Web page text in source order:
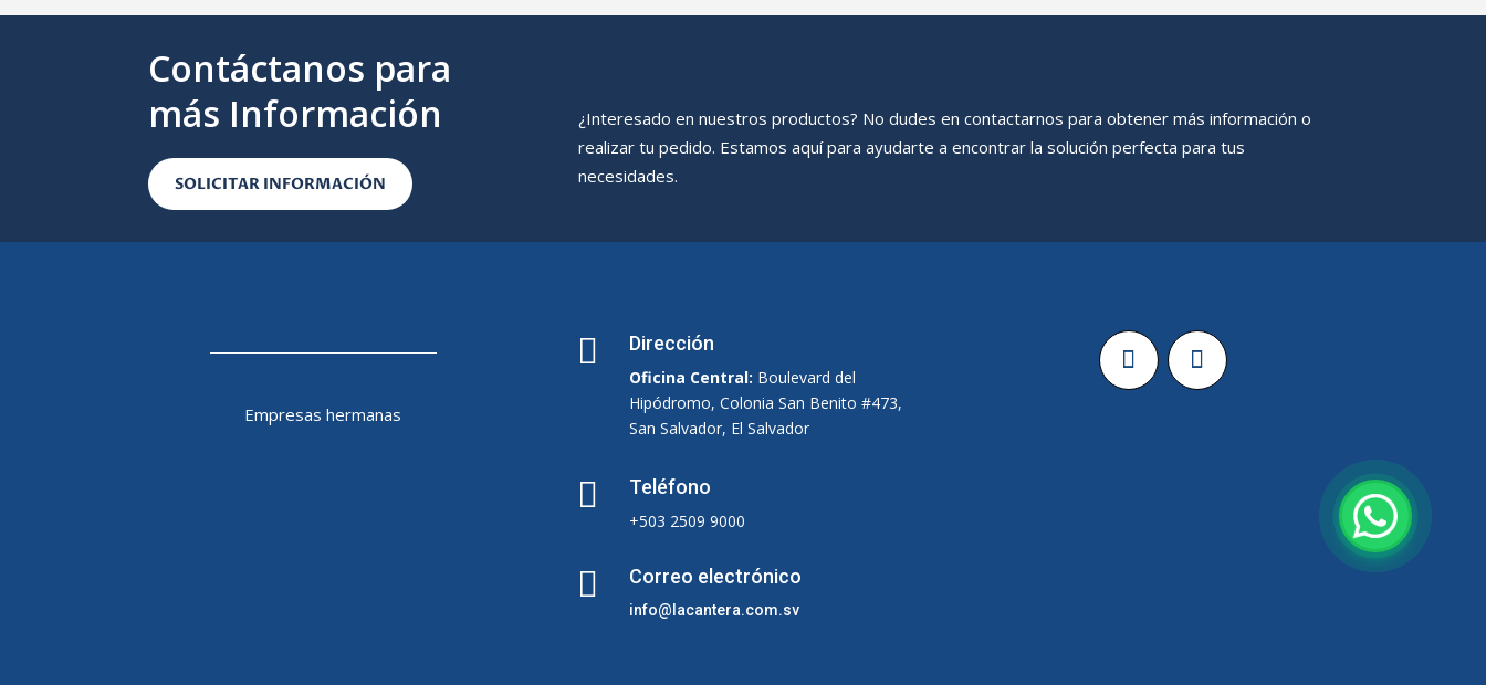
Contáctanos para
más Información
SOLICITAR INFORMACIÓN
¿Interesado en nuestros productos? No dudes en contactarnos para obtener más información o
realizar tu pedido. Estamos aquí para ayudarte a encontrar la solución perfecta para tus
necesidades.
Empresas hermanas
 Dirección
Oficina Central: Boulevard del
Hipódromo, Colonia San Benito #473,
San Salvador, El Salvador
 Teléfono
+503 2509 9000
 Correo electrónico
info@lacantera.com.sv